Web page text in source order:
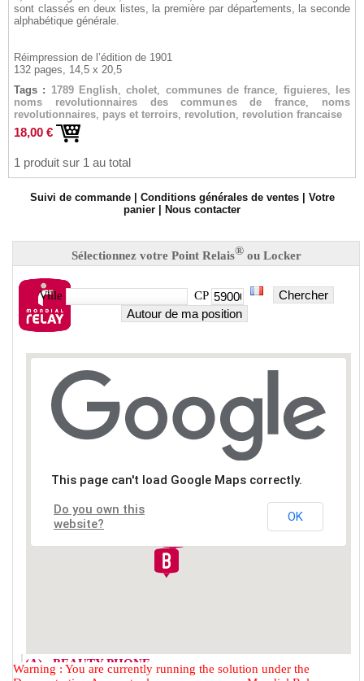
sont classés en deux listes, la première par départements, la seconde
alphabétique générale.
Réimpression de l’édition de 1901
132 pages, 14,5 x 20,5
Tags : 1789 English, cholet, communes de france, figuieres,
les
noms revolutionnaires des communes de france,
noms
revolutionnaires, pays et terroirs, revolution, revolution francaise
18,00 €
1 produit sur 1 au total
Suivi de commande Conditions générales de ventes
Votre
panier
Nous contacter
Sélectionnez votre Point Relais®ou Locker
Ville CP
Chercher
Autour de ma position
This page can't load Google Maps correctly.
Do you own this
website?
OK
(A) - BEAUTY PHONE
Warning : You are currently running the solution under the